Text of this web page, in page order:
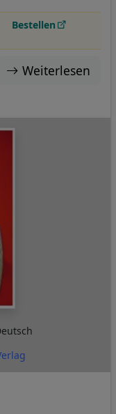
Bestellen
Weiterlesen